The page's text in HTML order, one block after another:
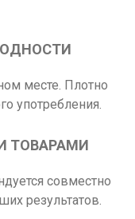
месте. Плотно
употребления.
ТОВАРАМИ
совместно
результатов.